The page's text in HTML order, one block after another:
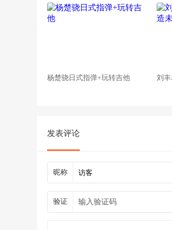
杨楚骁日式指弹+玩转吉他 刘
发表评论
昵称
验证